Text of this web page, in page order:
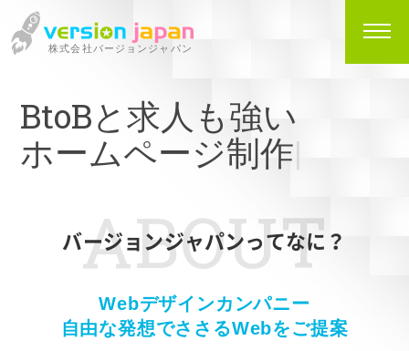
株式会社バージョンジャパン
BtoBと求人も強い
ホームペ|
ABOUT
バージョンジャパンってなに？
Webデザインカンパニー
自由な発想でささるWebをご提案